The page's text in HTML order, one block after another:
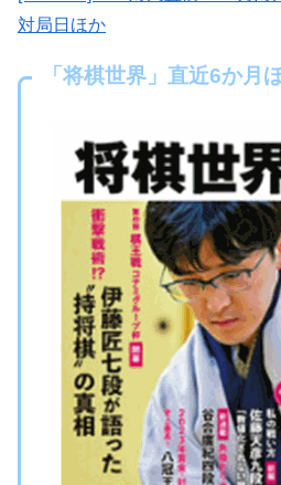
対局日ほか
「将棋世界」直近6か月